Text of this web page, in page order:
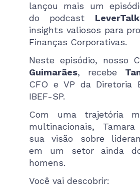
lançou mais um
do podcast
insights valiosos para
Finanças Corporativas.
Neste episódio, nosso
Guimarães, recebe
CFO e VP da Diretoria
IBEF-SP.
Com uma trajetória
multinacionais,
sua visão sobre
em um setor ainda
homens.
Você vai descobrir: